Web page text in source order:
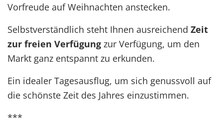
Vorfreude auf Weihnachten anstecken.
Selbstverständlich steht Ihnen ausreichend Zeit
zur freien Verfügung zur Verfügung, um den
Markt ganz entspannt zu erkunden.
Ein idealer Tagesausflug, um sich genussvoll auf
die schönste Zeit des Jahres einzustimmen.
***